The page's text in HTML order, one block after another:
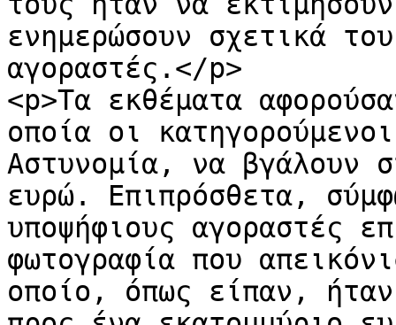
ενημερώσουν σχετικά
αγοραστές.</p>
<p>Τα εκθέματα
οποία οι
Αστυνομία, να βγάλουν
ευρώ. Επιπρόσθετα,
υποψήφιους αγοραστές
φωτογραφία που
οποίο, όπως είπαν,